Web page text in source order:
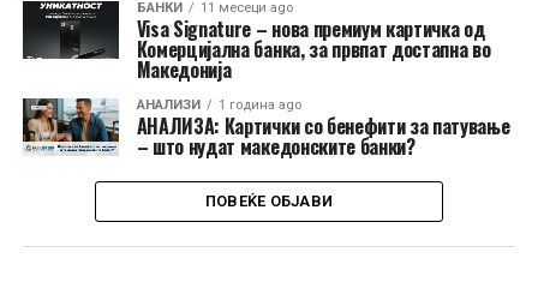
БАНКИ 11 месеци ago
Visa Signature – нова премиум картичка од
Комерцијална банка, за првпат достапна во
Македонија
АНАЛИЗИ 1 година ago
АНАЛИЗА: Картички со бенефити за патување
– што нудат македонските банки?
ПОВЕЌЕ ОБЈАВИ